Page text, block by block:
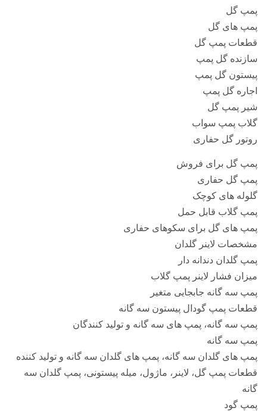
پمپ گل
پمپ های گل
قطعات پمپ گل
سازنده گل پمپ
پیستون گل پمپ
اجاره گل پمپ
شیر پمپ گل
گلاب پمپ سواب
روتور گل حفاری
پمپ گل برای فروش
پمپ گل حفاری
گلوله های کوچک
پمپ گلاب قابل حمل
پمپ های گل برای سکوهای حفاری
مشخصات لاینر گلدان
پمپ گلدان دندانه دار
میزان فشار لاینر پمپ گلاب
پمپ سه گانه جابجایی متغیر
قطعات پمپ گودال پیستون سه گانه
پمپ سه گانه، پمپ های سه گانه و تولید کنندگان
پمپ سه گانه
پمپ های گلدان سه گانه، پمپ های گلدان سه گانه و تولید کننده
قطعات پمپ گل، لاینر، ماژول، میله پیستونی، پمپ گلدان سه
گانه
پمپ گود